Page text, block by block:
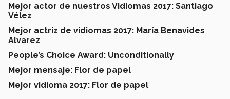
Mejor actor de nuestros Vidiomas 2017: Santiago
Vélez
Mejor actriz de vidiomas 2017: María Benavides
Alvarez
People’s Choice Award: Unconditionally
Mejor mensaje: Flor de papel
Mejor vidioma 2017: Flor de papel